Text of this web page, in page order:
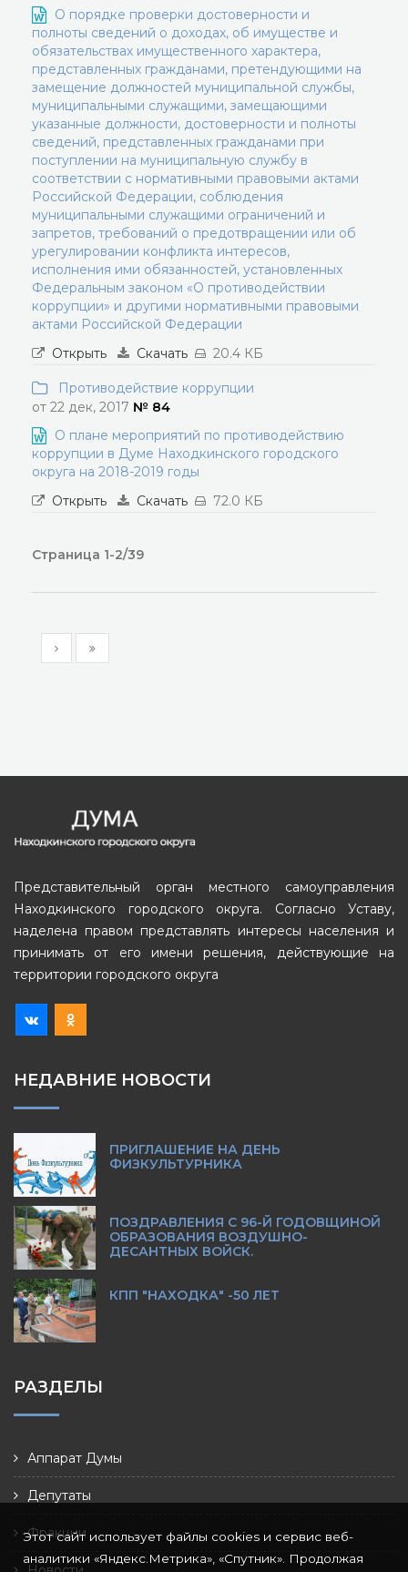
О порядке проверки достоверности и
полноты сведений о доходах, об имуществе и
обязательствах имущественного характера,
представленных гражданами, претендующими на
замещение должностей муниципальной службы,
муниципальными служащими, замещающими
указанные должности, достоверности и полноты
сведений, представленных гражданами при
поступлении на муниципальную службу в
соответствии с нормативными правовыми актами
Российской Федерации, соблюдения
муниципальными служащими ограничений и
запретов, требований о предотвращении или об
урегулировании конфликта интересов,
исполнения ими обязанностей, установленных
Федеральным законом «О противодействии
коррупции» и другими нормативными правовыми
актами Российской Федерации
Открыть
Скачать 20.4 КБ
Противодействие коррупции
от 22 дек, 2017 № 84
О плане мероприятий по противодействию
коррупции в Думе Находкинского городского
округа на 2018-2019 годы
Открыть
Скачать 72.0 КБ
Страница 1-2/39
Представительный орган местного самоуправления
Находкинского городского округа. Согласно Уставу,
наделена правом представлять интересы населения и
принимать от его имени решения, действующие на
территории городского округа
НЕДАВНИЕ НОВОСТИ
ПРИГЛАШЕНИЕ НА ДЕНЬ
ФИЗКУЛЬТУРНИКА
ПОЗДРАВЛЕНИЯ С 96-Й ГОДОВЩИНОЙ
ОБРАЗОВАНИЯ ВОЗДУШНО-
ДЕСАНТНЫХ ВОЙСК.
КПП "НАХОДКА" -50 ЛЕТ
РАЗДЕЛЫ
Аппарат Думы
Депутаты
Фракции
Этот сайт использует файлы cookies и сервис веб-
аналитики «Яндекс.Метрика», «Спутник». Продолжая